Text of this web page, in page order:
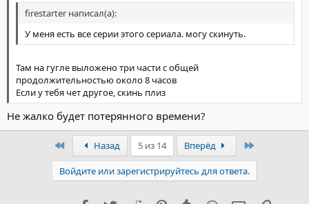
firestarter написал(а):
У меня есть все серии этого сериала. могу скинуть.
Там на гугле выложено три части с общей
продолжительностью около 8 часов
Если у тебя чет другое, скинь плиз
Не жалко будет потерянного времени?
ПервыйНазад 5 из 14 Вперёд
Войдите или зарегистрируйтесь для ответа.